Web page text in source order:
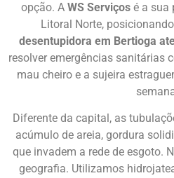
opção. A WS Serviçosé a sua
Litoral Norte,
desentupidora em Bertioga
resolver emergências sanitárias
mau cheiro e a sujeira
Diferente da capital, as
acúmulo de areia, gordura
que invadem a rede de esgoto.
geografia. Utilizamos